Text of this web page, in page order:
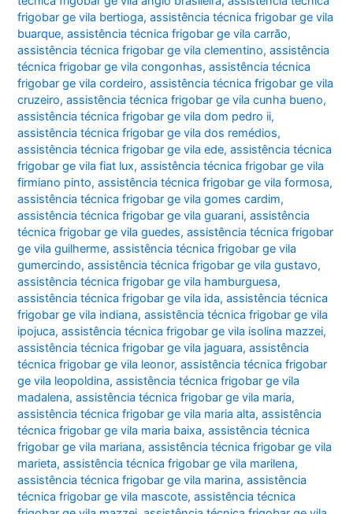
frigobar ge vila bertioga,assistência técnica frigobar ge vila
buarque,assistência técnica frigobar ge vila carrão,
assistência técnica frigobar ge vila clementino,assistência
técnica frigobar ge vila congonhas,assistência técnica
frigobar ge vila cordeiro,assistência técnica frigobar ge vila
cruzeiro,assistência técnica frigobar ge vila cunha bueno,
assistência técnica frigobar ge vila dom pedro ii,
assistência técnica frigobar ge vila dos remédios,
assistência técnica frigobar ge vila ede,assistência técnica
frigobar ge vila fiat lux,assistência técnica frigobar ge vila
firmiano pinto,assistência técnica frigobar ge vila formosa,
assistência técnica frigobar ge vila gomes cardim,
assistência técnica frigobar ge vila guarani,assistência
técnica frigobar ge vila guedes,assistência técnica frigobar
ge vila guilherme,assistência técnica frigobar ge vila
gumercindo,assistência técnica frigobar ge vila gustavo,
assistência técnica frigobar ge vila hamburguesa,
assistência técnica frigobar ge vila ida,assistência técnica
frigobar ge vila indiana,assistência técnica frigobar ge vila
ipojuca,assistência técnica frigobar ge vila isolina mazzei,
assistência técnica frigobar ge vila jaguara,assistência
técnica frigobar ge vila leonor,assistência técnica frigobar
ge vila leopoldina,assistência técnica frigobar ge vila
madalena,assistência técnica frigobar ge vila maria,
assistência técnica frigobar ge vila maria alta,assistência
técnica frigobar ge vila maria baixa,assistência técnica
frigobar ge vila mariana,assistência técnica frigobar ge vila
marieta,assistência técnica frigobar ge vila marilena,
assistência técnica frigobar ge vila marina,assistência
técnica frigobar ge vila mascote,assistência técnica